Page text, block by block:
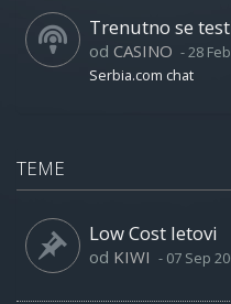
Trenutno se
od CASINO -28
Serbia.com chat
TEME
Low Cost letovi
od KIWI - 07 Sep